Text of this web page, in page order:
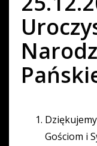
Gościom i